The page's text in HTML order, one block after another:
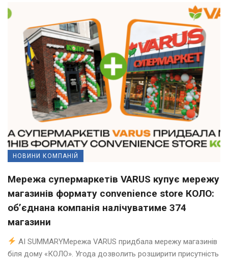
НОВИНИ КОМПАНІЙ
Мережа супермаркетів VARUS купує мережу
магазинів формату convenience store КОЛО:
об’єднана компанія налічуватиме 374
магазини
AI SUMMARYМережа VARUS придбала мережу магазинів
біля дому «КОЛО». Угода дозволить розширити присутність